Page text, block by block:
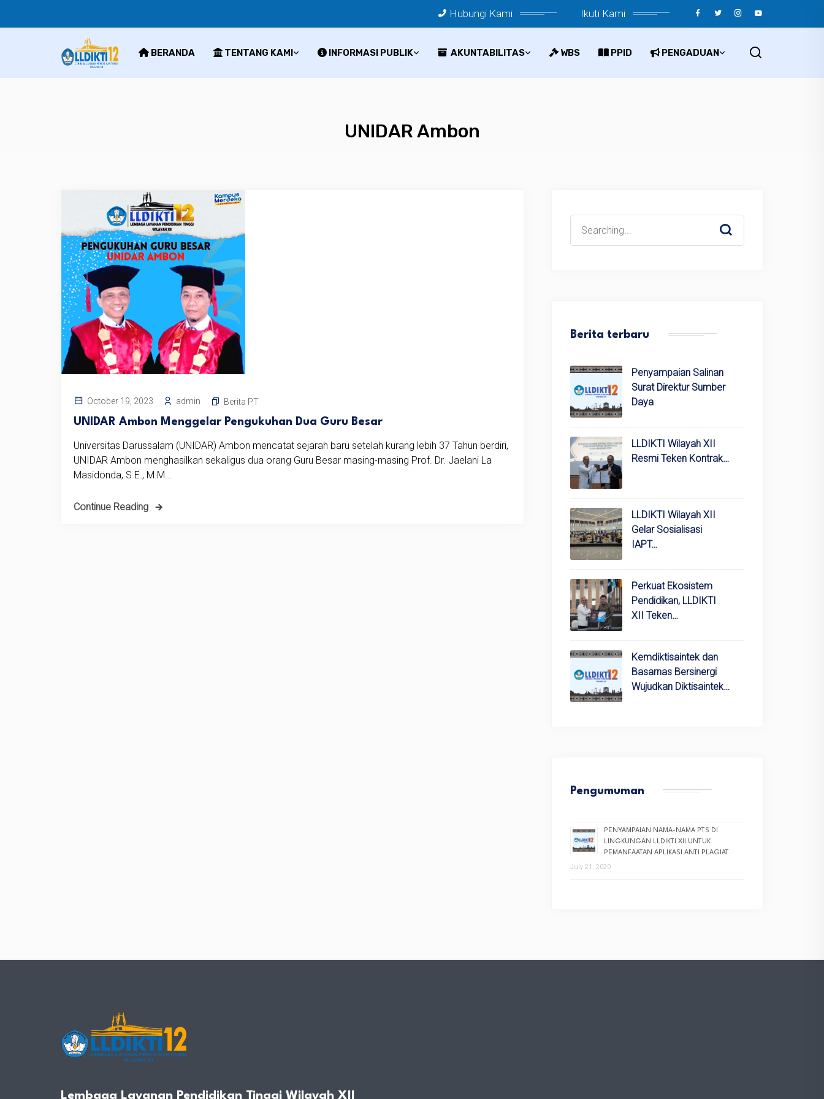
Hubungi Kami Ikuti Kami
BERANDA TENTANG KAMI INFORMASI PUBLIK AKUNTABILITAS WBS PPID PENGADUAN
UNIDAR Ambon
October 19, 2023 admin Berita PT
UNIDAR Ambon Menggelar Pengukuhan Dua Guru Besar
Universitas Darussalam (UNIDAR) Ambon mencatat sejarah baru setelah kurang lebih 37 Tahun berdiri,
UNIDAR Ambon menghasilkan sekaligus dua orang Guru Besar masing-masing Prof. Dr. Jaelani La
Masidonda, S.E., M.M...
Continue Reading
for:
Berita terbaru
Penyampaian Salinan
Surat Direktur Sumber
Daya
LLDIKTI Wilayah XII
Resmi Teken Kontrak…
LLDIKTI Wilayah XII
Gelar Sosialisasi
IAPT…
Perkuat Ekosistem
Pendidikan, LLDIKTI
XII Teken…
Kemdiktisaintek dan
Basarnas Bersinergi
Wujudkan Diktisaintek…
Pengumuman
PENYAMPAIAN NAMA-NAMA PTS DI
LINGKUNGAN LLDIKTI XII UNTUK
PEMANFAATAN APLIKASI ANTI PLAGIAT
July 21, 2020
Lembaga Layanan Pendidikan Tinggi Wilayah XII